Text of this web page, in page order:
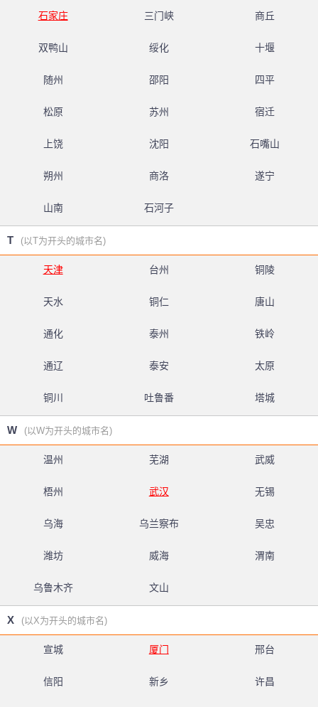
石家庄 三门峡 商丘
双鸭山 绥化 十堰
随州 邵阳 四平
松原 苏州 宿迁
上饶 沈阳 石嘴山
朔州 商洛 遂宁
山南 石河子
T (以T为开头的城市名)
天津 台州 铜陵
天水 铜仁 唐山
通化 泰州 铁岭
通辽 泰安 太原
铜川 吐鲁番 塔城
W (以W为开头的城市名)
温州 芜湖 武威
梧州 武汉 无锡
乌海 乌兰察布 吴忠
潍坊 威海 渭南
乌鲁木齐 文山
X (以X为开头的城市名)
宣城 厦门 邢台
信阳 新乡 许昌